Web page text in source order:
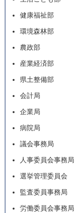
健康福祉部
環境森林部
農政部
産業経済部
県土整備部
会計局
企業局
病院局
議会事務局
人事委員会事務局
選挙管理委員会
監査委員事務局
労働委員会事務局